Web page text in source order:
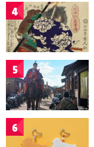
4
5
6